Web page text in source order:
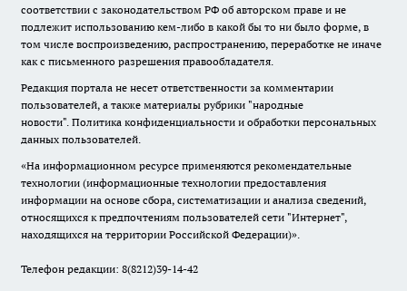
соответствии с законодательством РФ об авторском праве и не
подлежит использованию кем-либо в какой бы то ни было форме, в
том числе воспроизведению, распространению, переработке не иначе
как с письменного разрешения правообладателя.
Редакция портала не несет ответственности за комментарии
пользователей, а также материалы рубрики "народные
новости". Политика конфиденциальности и обработки персональных
данных пользователей.
«На информационном ресурсе применяются рекомендательные
технологии (информационные технологии предоставления
информации на основе сбора, систематизации и анализа сведений,
относящихся к предпочтениям пользователей сети "Интернет",
находящихся на территории Российской Федерации)».
Телефон редакции: 8(8212)39-14-42